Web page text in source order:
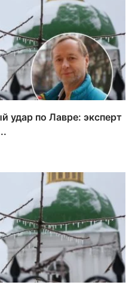
удар по Лавре: эксперт